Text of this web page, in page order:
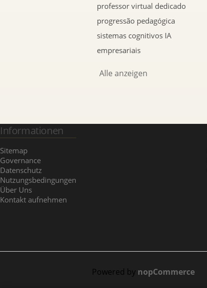
professor virtual dedicado
progressão pedagógica
sistemas cognitivos IA
empresariais
Alle anzeigen
Informationen
Sitemap
Governance
Datenschutz
Nutzungsbedingungen
Über Uns
Kontakt aufnehmen
Powered by nopCommerce